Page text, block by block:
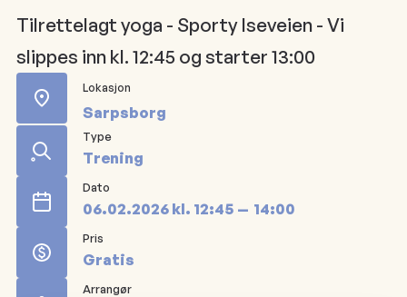
Tilrettelagt yoga - Sporty Iseveien - Vi
slippes inn kl. 12:45 og starter 13:00
Lokasjon
Sarpsborg
Type
Trening
Dato
06.02.2026 kl. 12:45 14:00
Pris
Gratis
Arrangør